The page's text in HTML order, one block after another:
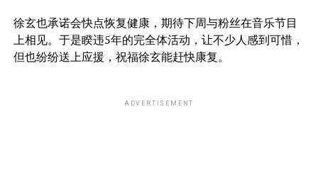
徐玄也承诺会快点恢复健康，期待下周与粉丝在音乐节目
上相见。于是睽违5年的完全体活动，让不少人感到可惜，
但也纷纷送上应援，祝福徐玄能赶快康复。
ADVERTISEMENT